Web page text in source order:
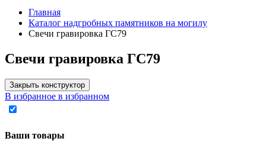
Главная
Каталог надгробных памятников на могилу
Свечи гравировка ГС79
Свечи гравировка ГС79
Закрыть конструктор
В избранное в избранном
Ваши товары